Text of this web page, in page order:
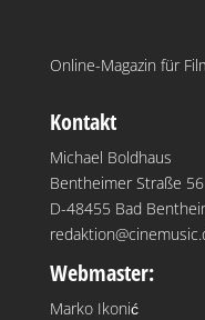
Online-Magazin für
Kontakt
Michael Boldhaus
Bentheimer Straße 56
D-48455 Bad
Webmaster:
Marko Ikonić